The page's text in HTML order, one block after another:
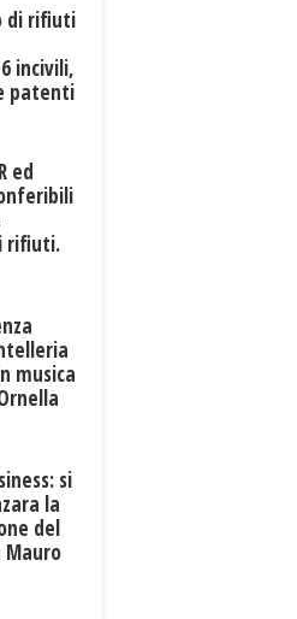
di rifiuti
incivili,
patenti
ed
rifiuti.
musica
si
la
del
Mauro